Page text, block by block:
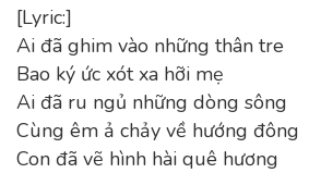
[Lyric:]
Ai đã ghim vào những thân tre
Bao ký ức xót xa hỡi mẹ
Ai đã ru ngủ những dòng sông
Cùng êm ả chảy về hướng đông
Con đã vẽ hình hài quê hương